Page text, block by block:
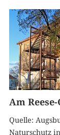
Am
Quelle:
Naturschutz